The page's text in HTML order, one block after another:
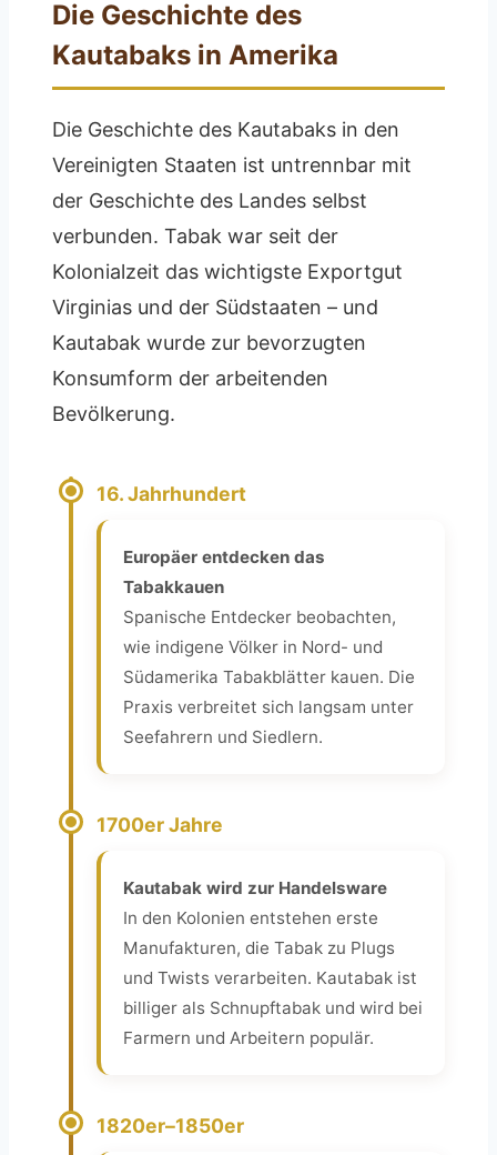
Die Geschichte des
Kautabaks in Amerika
Die Geschichte des Kautabaks in den
Vereinigten Staaten ist untrennbar mit
der Geschichte des Landes selbst
verbunden. Tabak war seit der
Kolonialzeit das wichtigste Exportgut
Virginias und der Südstaaten – und
Kautabak wurde zur bevorzugten
Konsumform der arbeitenden
Bevölkerung.
16. Jahrhundert
Europäer entdecken das
Tabakkauen
Spanische Entdecker beobachten,
wie indigene Völker in Nord- und
Südamerika Tabakblätter kauen. Die
Praxis verbreitet sich langsam unter
Seefahrern und Siedlern.
1700er Jahre
Kautabak wird zur Handelsware
In den Kolonien entstehen erste
Manufakturen, die Tabak zu Plugs
und Twists verarbeiten. Kautabak ist
billiger als Schnupftabak und wird bei
Farmern und Arbeitern populär.
1820er–1850er